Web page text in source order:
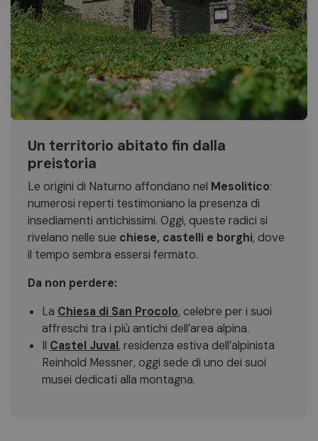
Un territorio abitato fin dalla
preistoria
Le origini di Naturno affondano nel Mesolitico:
numerosi reperti testimoniano la presenza di
insediamenti antichissimi. Oggi, queste radici si
rivelano nelle sue chiese, castelli e borghi, dove
il tempo sembra essersi fermato.
Da non perdere:
La Chiesa di San Procolo, celebre per i suoi
affreschi tra i più antichi dell’area alpina.
Il Castel Juval, residenza estiva dell’alpinista
Reinhold Messner, oggi sede di uno dei suoi
musei dedicati alla montagna.